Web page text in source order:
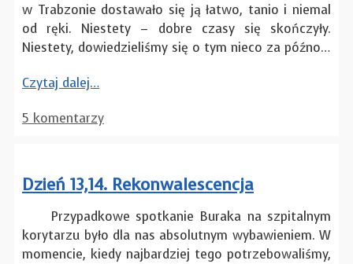
w Trabzonie dostawało się ją łatwo, tanio i niemal
od ręki. Niestety – dobre czasy się skończyły.
Niestety, dowiedzieliśmy się o tym nieco za późno…
Czytaj dalej…
5 komentarzy
Dzień 13,14. Rekonwalescencja
Przypadkowe spotkanie Buraka na szpitalnym
korytarzu było dla nas absolutnym wybawieniem. W
momencie, kiedy najbardziej tego potrzebowaliśmy,